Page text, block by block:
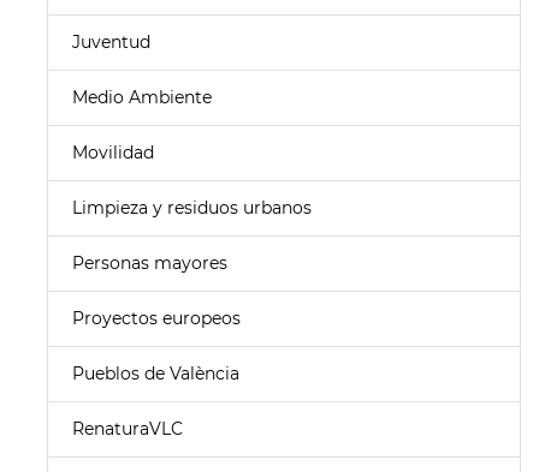
Juventud
Medio Ambiente
Movilidad
Limpieza y residuos urbanos
Personas mayores
Proyectos europeos
Pueblos de València
RenaturaVLC